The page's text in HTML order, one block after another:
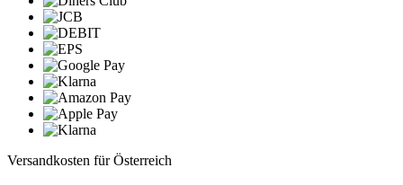
Versandkosten für Österreich